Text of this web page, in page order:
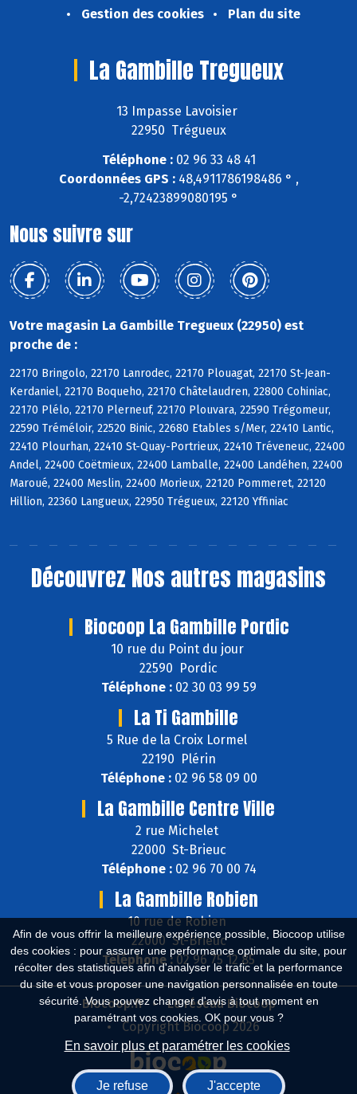
Afin de vous offrir la meilleure expérience possible, Biocoop utilise
des cookies : pour assurer une performance optimale du site, pour
récolter des statistiques afin d'analyser le trafic et la performance
du site et vous proposer une navigation personnalisée en toute
sécurité. Vous pouvez changer d'avis à tout moment en
paramétrant vos cookies. OK pour vous ?
En savoir plus et paramétrer les cookies
Je refuse J'accepte
Gestion des cookies
Plan du site
La Gambille Tregueux
13 Impasse Lavoisier
22950 Trégueux
Téléphone :02 96 33 48 41
Coordonnées GPS :48,4911786198486 ° ,
-2,72423899080195 °
Nous suivre sur
Votre magasin La Gambille Tregueux (22950) est
proche de :
22170 Bringolo, 22170 Lanrodec, 22170 Plouagat, 22170 St-Jean-
Kerdaniel, 22170 Boqueho, 22170 Châtelaudren, 22800 Cohiniac,
22170 Plélo, 22170 Plerneuf, 22170 Plouvara, 22590 Trégomeur,
22590 Tréméloir, 22520 Binic, 22680 Etables s/Mer, 22410 Lantic,
22410 Plourhan, 22410 St-Quay-Portrieux, 22410 Tréveneuc, 22400
Andel, 22400 Coëtmieux, 22400 Lamballe, 22400 Landéhen, 22400
Maroué, 22400 Meslin, 22400 Morieux, 22120 Pommeret, 22120
Hillion, 22360 Langueux, 22950 Trégueux, 22120 Yffiniac
Découvrez Nos autres magasins
Biocoop La Gambille Pordic
10 rue du Point du jour
22590 Pordic
Téléphone :02 30 03 99 59
La Ti Gambille
5 Rue de la Croix Lormel
22190 Plérin
Téléphone :02 96 58 09 00
La Gambille Centre Ville
2 rue Michelet
22000 St-Brieuc
Téléphone :02 96 70 00 74
La Gambille Robien
10 rue de Robien
22000 St-Brieuc
Téléphone : 02 96 75 12 85
Biocoop.fr
Le réseau Biocoop
Copyright Biocoop 2026